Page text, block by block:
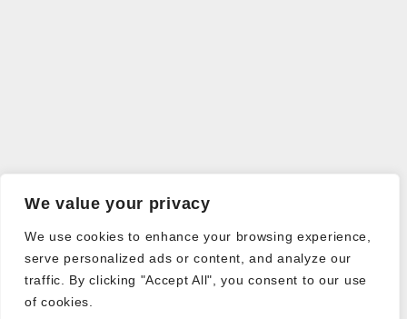
We value your privacy
We use cookies to enhance your browsing experience,
serve personalized ads or content, and analyze our
traffic. By clicking "Accept All", you consent to our use
of cookies.